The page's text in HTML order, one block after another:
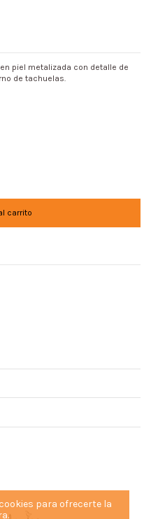
piel metalizada con detalle de
de tachuelas.
carrito
para ofrecerte la